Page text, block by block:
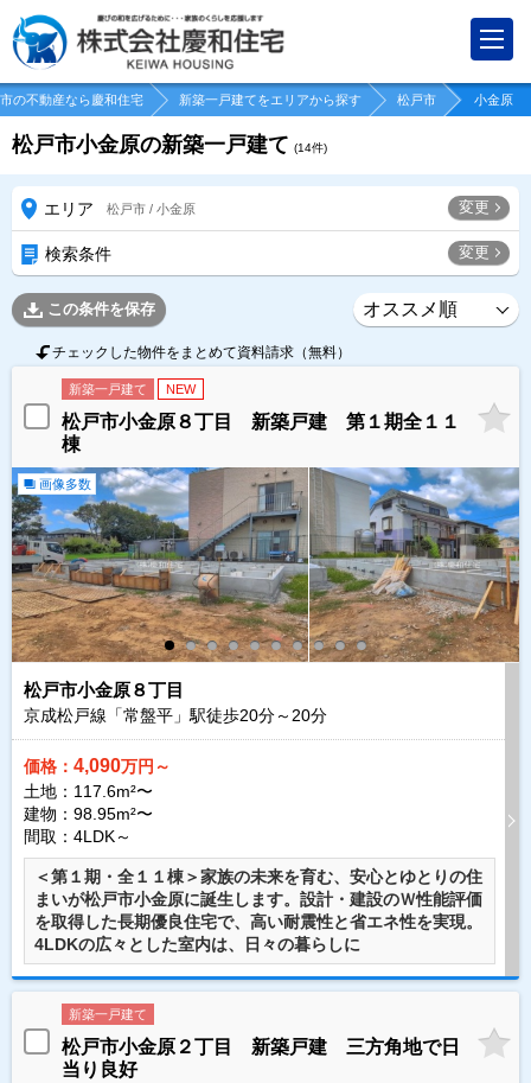
の不動産なら慶和住宅 新築一戸建てをエリアから探す 松戸市 小金原
松戸市小金原の新築一戸建て (14件)
エリア 松戸市 / 小金原 変更
検索条件 変更
この条件を保存
チェックした物件をまとめて資料請求（無料）
新築一戸建て NEW
松戸市小金原８丁目 新築戸建 第１期全１１
棟
画像多数
松戸市小金原８丁目
京成松戸線「常盤平」駅徒歩20分～ 20分
価格： 4,090万円～
土地：117.6m²〜
建物：98.95m²〜
間取：4LDK～
＜第１期・全１１棟＞家族の未来を育む、安心とゆとりの住
まいが松戸市小金原に誕生します。設計・建設のＷ性能評価
を取得した長期優良住宅で、高い耐震性と省エネ性を実現。
4LDKの広々とした室内は、日々の暮らしに
新築一戸建て
松戸市小金原２丁目 新築戸建 三方角地で日
当り良好